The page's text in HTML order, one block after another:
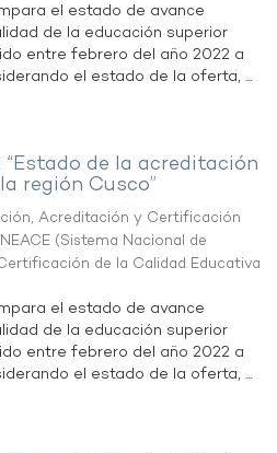
el estado de avance
de la educación superior
entre febrero del año 2022 a
el estado de la oferta, ...
de la acreditación
región Cusco”
Acreditación y Certificación
(Sistema Nacional de
de la Calidad Educativa
el estado de avance
de la educación superior
entre febrero del año 2022 a
el estado de la oferta, ...